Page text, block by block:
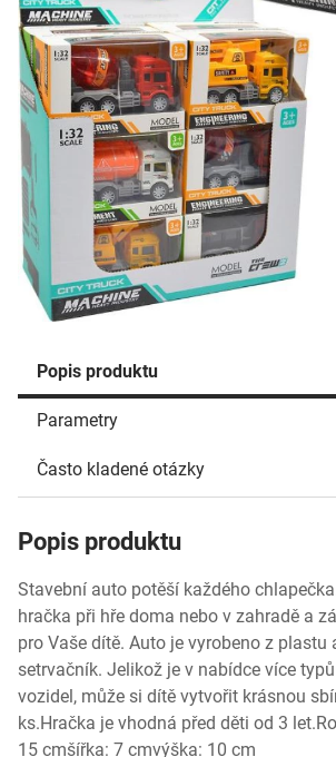
Popis produktu
Parametry
Často kladené otázky
Popis produktu
Stavební auto potěší každého
hračka při hře doma nebo v zahradě a
pro Vaše dítě. Auto je vyrobeno z plastu
setrvačník. Jelikož je v nabídce více
vozidel, může si dítě vytvořit krásnou
ks.Hračka je vhodná před děti od 3
15 cmšířka: 7 cmvýška: 10 cm